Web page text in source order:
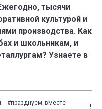
тысячи
культурой и
производства. Как
и школьникам, и
Узнаете в
#празднуем_вместе